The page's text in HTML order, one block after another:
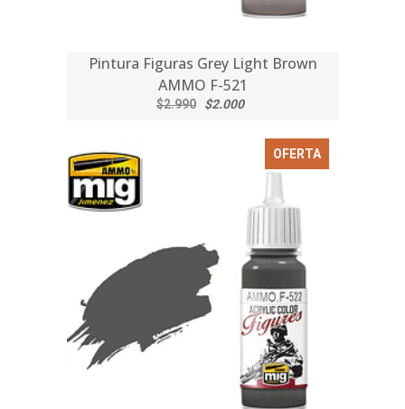
Pintura Figuras Grey Light Brown
AMMO F-521
$2.990 $2.000
OFERTA